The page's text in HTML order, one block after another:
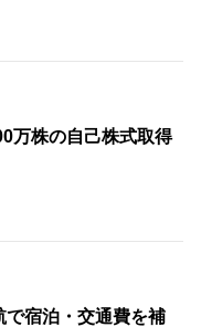
万株の自己株式取得
で宿泊・交通費を補